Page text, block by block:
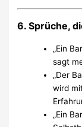
6. Sprüche,
„Ein
sagt
„Der
wird
„Ein